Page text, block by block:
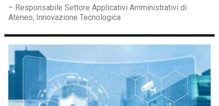
– Responsabile Settore Applicativi Amministrativi di
Ateneo, Innovazione Tecnologica